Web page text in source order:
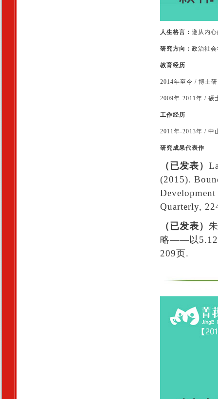
人生格言： 遵从内
研究方向： 政治社
教育经历
2014年至今 / 博士
2009年-2011年 /
工作经历
2011年-2013年 /
研究成果代表作
（已发表）
(2015).
Quarterly,
（已发表）
略——以5.12
209页.